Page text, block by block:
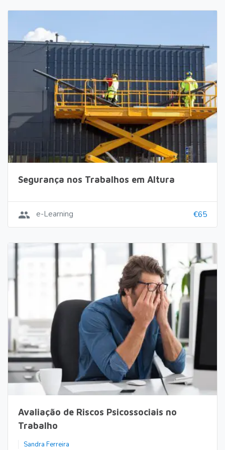
Segurança nos Trabalhos em Altura
group e-Learning €65
Avaliação de Riscos Psicossociais no
Trabalho
Sandra Ferreira